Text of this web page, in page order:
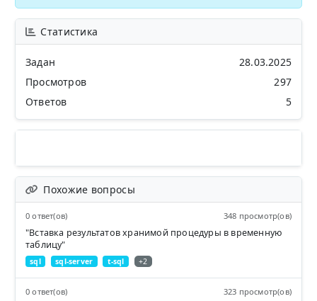
Статистика
Задан
28.03.2025
Просмотров
297
Ответов
5
Похожие вопросы
0 ответ(ов) 348 просмотр(ов)
"Вставка результатов хранимой процедуры в временную
таблицу"
sql sql-server t-sql +2
0 ответ(ов) 323 просмотр(ов)